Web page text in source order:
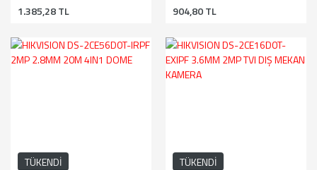
1.385,28 TL 904,80 TL
TÜKENDİ TÜKENDİ